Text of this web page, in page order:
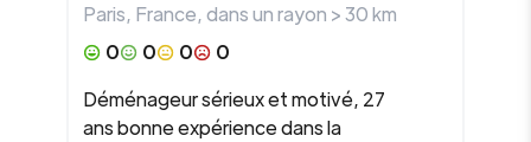
Paris, France, dans un rayon >30km
0
0 0
0
Déménageur sérieux et motivé, 27
ans bonne expérience dans la